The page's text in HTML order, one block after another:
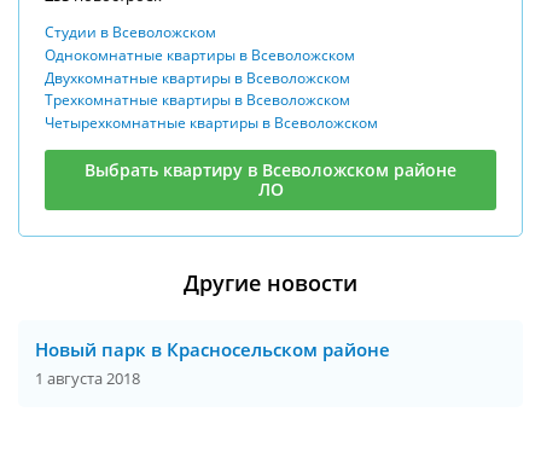
Студии в Всеволожском
Однокомнатные квартиры в Всеволожском
Двухкомнатные квартиры в Всеволожском
Трехкомнатные квартиры в Всеволожском
Четырехкомнатные квартиры в Всеволожском
Выбрать квартиру в Всеволожском районе
ЛО
Другие новости
Новый парк в Красносельском районе
1 августа 2018